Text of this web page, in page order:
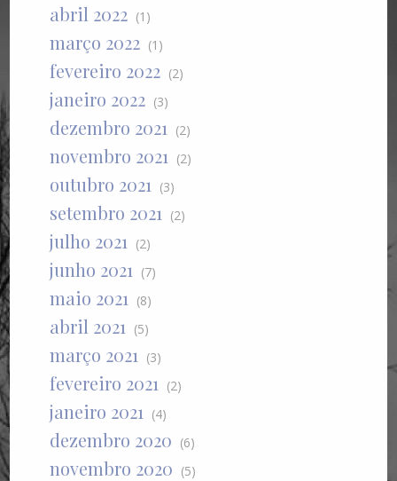
abril 2022 (1)
março 2022 (1)
fevereiro 2022 (2)
janeiro 2022 (3)
dezembro 2021 (2)
novembro 2021 (2)
outubro 2021 (3)
setembro 2021 (2)
julho 2021 (2)
junho 2021 (7)
maio 2021 (8)
abril 2021 (5)
março 2021 (3)
fevereiro 2021 (2)
janeiro 2021 (4)
dezembro 2020 (6)
novembro 2020 (5)